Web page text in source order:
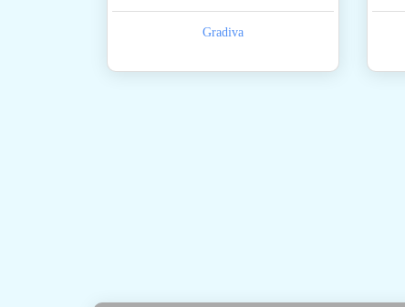
Gradiva